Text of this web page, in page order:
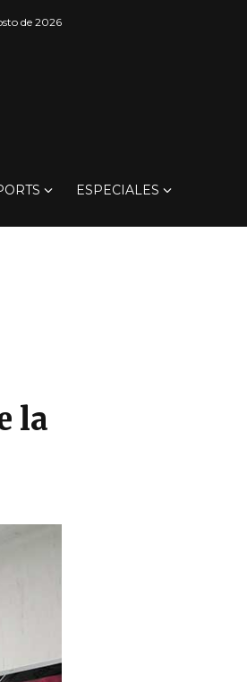
de 2026
ESPECIALES
la